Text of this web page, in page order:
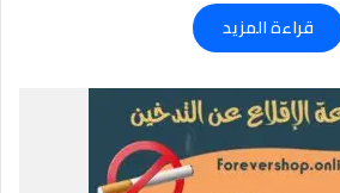
قراءة المزيد